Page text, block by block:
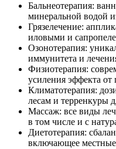
Бальнеотерапия:
минеральной водой
Грязелечение:
иловыми и
Озонотерапия:
иммунитета и
Физиотерапия:
усиления эффекта от
Климатотерапия:
лесам и терренкуры
Массаж: все виды
в том числе и с
Диетотерапия:
включающее